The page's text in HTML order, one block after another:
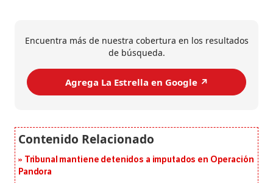
Encuentra más de nuestra cobertura en los resultados
de búsqueda.
Agrega La Estrella en Google ↗️
Tribunal mantiene detenidos a imputados en Operación
Pandora